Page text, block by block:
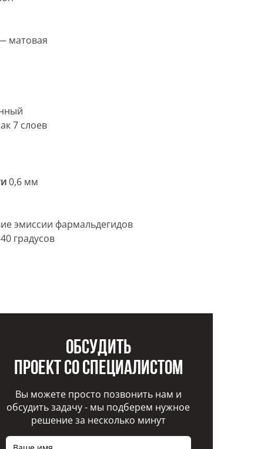
матовая
7 слоев
0,6 мм
эмиссии фармальдегидов
градусов
Обсудить
проект со специалистом
Вы можете просто позвонить нам и
обсудить задачу - мы подберем нужное
решение за несколько минут